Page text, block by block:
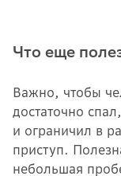
Что еще
Важно, чтобы
достаточно
и ограничил в
приступ.
небольшая